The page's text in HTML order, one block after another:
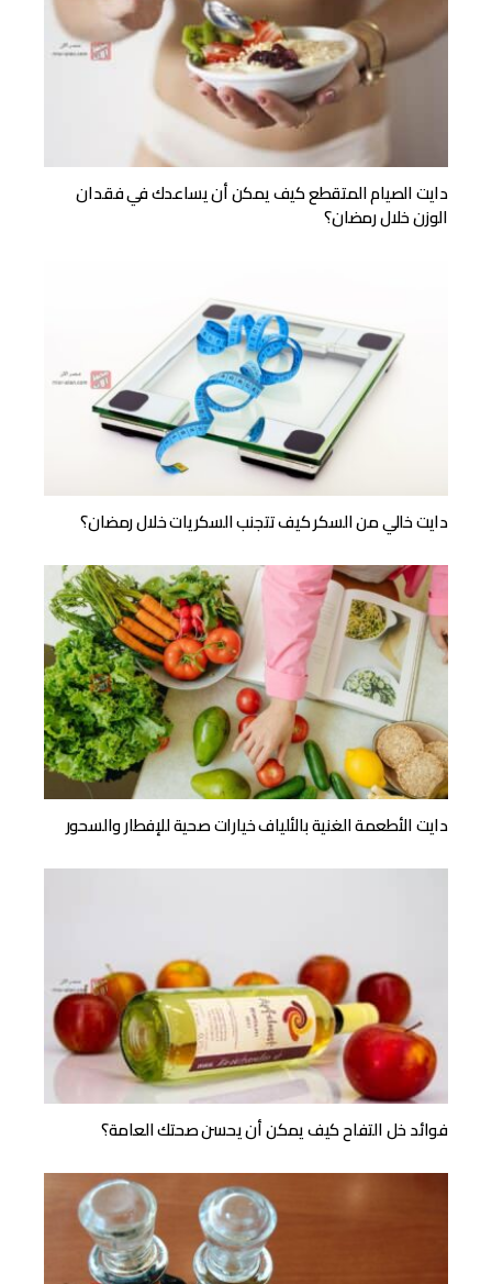
دايت الصيام المتقطع كيف يمكن أن يساعدك في فقدان
الوزن خلال رمضان؟
دايت خالي من السكر كيف تتجنب السكريات خلال رمضان؟
دايت الأطعمة الغنية بالألياف خيارات صحية للإفطار والسحور
فوائد خل التفاح كيف يمكن أن يحسن صحتك العامة؟